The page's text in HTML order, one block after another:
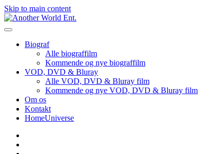
Skip to main content
Biograf
Alle biograffilm
Kommende og nye biograffilm
VOD, DVD & Bluray
Alle VOD, DVD & Bluray film
Kommende og nye VOD, DVD & Bluray film
Om os
Kontakt
HomeUniverse